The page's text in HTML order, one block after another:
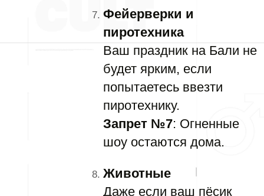
Фейерверки и
пиротехника
Ваш праздник на Бали не
будет ярким, если
попытаетесь ввезти
пиротехнику.
Запрет №7: Огненные
шоу остаются дома.
Животные
Даже если ваш пёсик